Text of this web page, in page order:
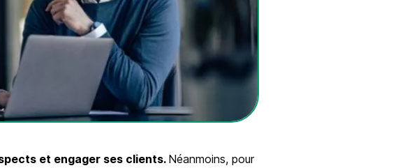
et engager ses clients. Néanmoins, pour